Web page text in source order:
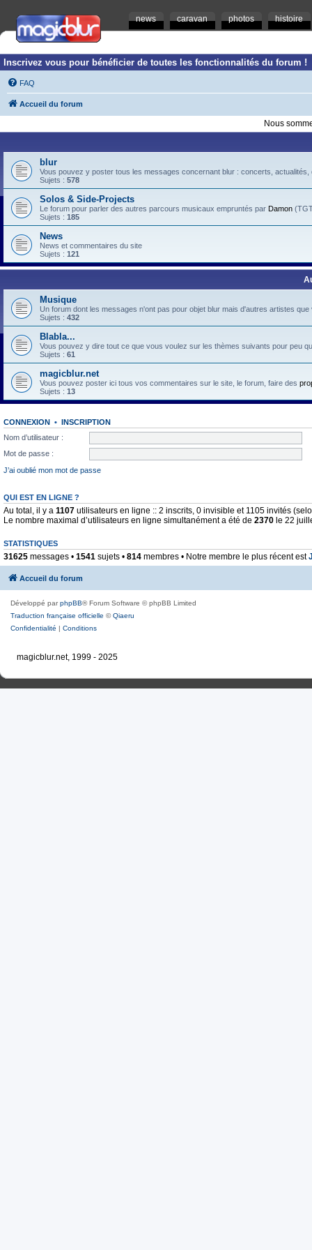
news caravan photos histoire
Inscrivez vous pour bénéficier de toutes les fonctionnalités du forum !
FAQ
Accueil du forum
Nous
blur
Vous pouvez y poster tous les messages concernant blur : concerts,
Sujets : 578
Solos & Side-Projects
Le forum pour parler des autres parcours musicaux empruntés par Damon
Sujets : 185
News
News et commentaires du site
Sujets : 121
Musique
Un forum dont les messages n'ont pas pour objet blur mais d'autres artistes
Sujets : 432
Blabla...
Vous pouvez y dire tout ce que vous voulez sur les thèmes suivants pour peu
Sujets : 61
magicblur.net
Vous pouvez poster ici tous vos commentaires sur le site, le forum, faire des
Sujets : 13
CONNEXION • INSCRIPTION
Nom d’utilisateur :
Mot de passe :
J’ai oublié mon mot de passe
QUI EST EN LIGNE ?
Au total, il y a 1107 utilisateurs en ligne :: 2 inscrits, 0 invisible et 1105 invités
Le nombre maximal d’utilisateurs en ligne simultanément a été de 2370 le 22
STATISTIQUES
31625 messages • 1541 sujets • 814 membres • Notre membre le plus récent est
Accueil du forum
Développé parphpBB® Forum Software © phpBB Limited
Traduction française officielle ©Qiaeru
Confidentialité | Conditions
magicblur.net, 1999 - 2025